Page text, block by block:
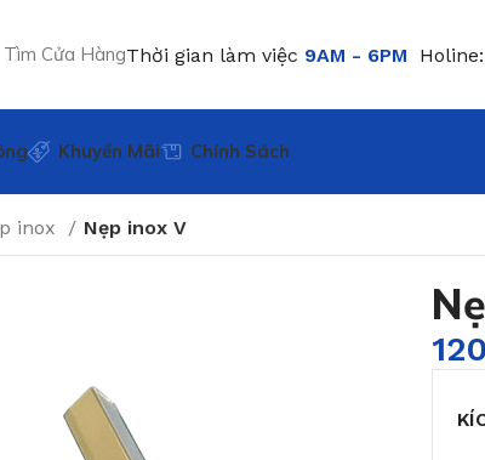
Tìm Cửa HàngThời gian làm việc 9AM - 6PM Holine:
Khuyến Mãi Chính Sách
inox Nẹp inox V